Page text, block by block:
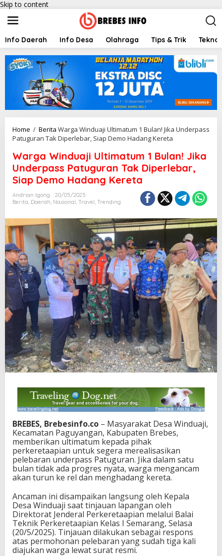
Skip to content
Info Daerah Info Desa Olahraga Tips & Trik
Home / Berita Warga Winduaji Ultimatum 1 Bulan! Jika Underpass
Patuguran Tak Diperlebar, Siap Demo Hadang Kereta
Warga Winduaji Ultimatum 1 Bulan! Jika
Underpass Patuguran Tak Diperlebar,
Siap Demo Hadang Kereta
Andrian Igong
20/05/2025
Berita, Daerah, Nasional, Travel, Trending
BREBES, Brebesinfo.co – Masyarakat Desa Winduaji,
Kecamatan Paguyangan, Kabupaten Brebes,
memberikan ultimatum kepada pihak
perkeretaapian untuk segera merealisasikan
pelebaran underpass Patuguran. Jika dalam satu
bulan tidak ada progres nyata, warga mengancam
akan turun ke rel dan menghadang kereta.
Ancaman ini disampaikan langsung oleh Kepala
Desa Winduaji saat tinjauan lapangan oleh
Direktorat Jenderal Perkeretaapian melalui Balai
Teknik Perkeretaapian Kelas I Semarang, Selasa
(20/5/2025). Tinjauan dilakukan sebagai respons
atas permohonan pelebaran yang sudah tiga kali
diajukan warga lewat surat resmi.